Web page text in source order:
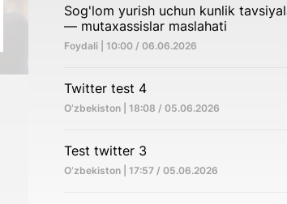
Sog'lom yurish uchun kunlik
— mutaxassislar maslahati
Foydali | 10:00 / 06.06.2026
Twitter test 4
O‘zbekiston | 18:08 / 05.06.2026
Test twitter 3
O‘zbekiston | 17:57 / 05.06.2026